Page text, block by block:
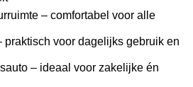
– comfortabel voor alle
praktisch voor dagelijks gebruik en
– ideaal voor zakelijke én